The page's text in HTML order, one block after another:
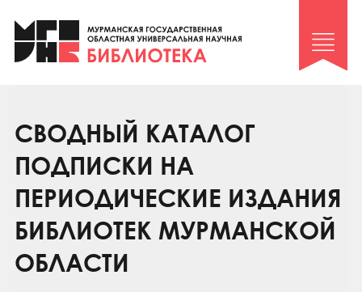
Клуб «Гиря и сельдерей»
Клуб «Семейный архив»
Коллегам
Контакты
СВОДНЫЙ КАТАЛОГ
ПОДПИСКИ НА
ПЕРИОДИЧЕСКИЕ ИЗДАНИЯ
БИБЛИОТЕК МУРМАНСКОЙ
ОБЛАСТИ